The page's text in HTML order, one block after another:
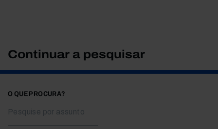
Continuar a pesquisar
O QUE PROCURA?